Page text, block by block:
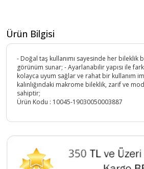
Ürün Bilgisi
- Doğal taş kullanımı sayesinde her bileklik
görünüm sunar; - Ayarlanabilir yapısı ile
kolayca uyum sağlar ve rahat bir kullanım
kalınlığındaki makrome bileklik, zarif ve
sahiptir;
Ürün Kodu : 10045-19030050003887